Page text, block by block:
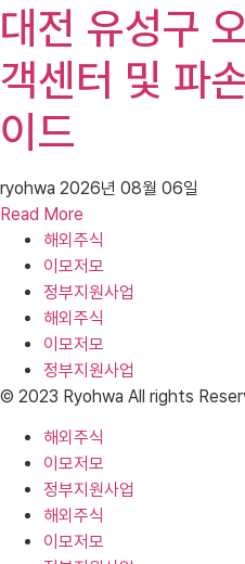
대전 유성구
객센터 및 파
이드
ryohwa 2026년 08월 06일
Read More
해외주식
이모저모
정부지원사업
해외주식
이모저모
정부지원사업
© 2023 Ryohwa All rights
해외주식
이모저모
정부지원사업
해외주식
이모저모